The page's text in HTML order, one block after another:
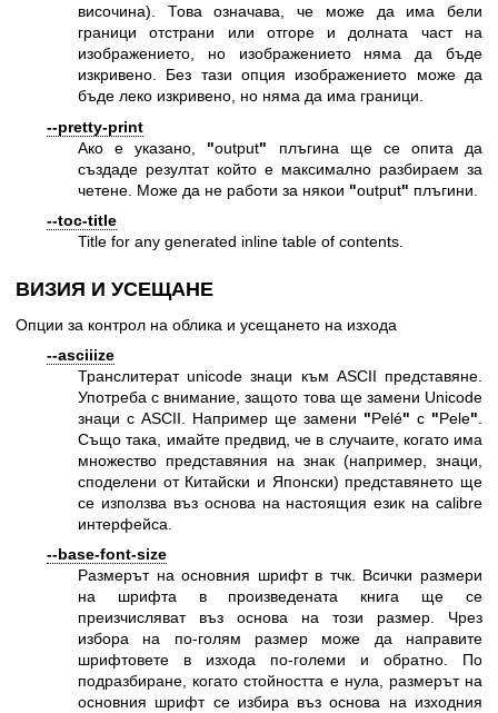
височина). Това означава, че може да има бели
граници отстрани или отгоре и долната част на
изображението, но изображението няма да бъде
изкривено. Без тази опция изображението може да
бъде леко изкривено, но няма да има граници.
--pretty-print
Ако е указано, "output" плъгина ще се опита да
създаде резултат който е максимално разбираем за
четене. Може да не работи за някои "output" плъгини.
--toc-title
Title for any generated inline table of contents.
ВИЗИЯ И УСЕЩАНЕ
Опции за контрол на облика и усещането на изхода
--asciiize
Транслитерат unicode знаци към ASCII представяне.
Употреба с внимание, защото това ще замени Unicode
знаци с ASCII. Например ще замени "Pelé" с "Pele"
Също така, имайте предвид, че в случаите, когато има
множество представяния на знак (например, знаци,
споделени от Китайски и Японски) представянето ще
се използва въз основа на настоящия език на calibre
интерфейса.
--base-font-size
Размерът на основния шрифт в тчк. Всички размери
на шрифта в произведената книга ще се
преизчисляват въз основа на този размер. Чрез
избора на по-голям размер може да направите
шрифтовете в изхода по-големи и обратно. По
подразбиране, когато стойността е нула, размерът на
основния шрифт се избира въз основа на изходния